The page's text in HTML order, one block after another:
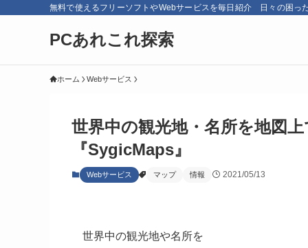
無料で使えるフリーソフトやWebサービスを毎日紹介 日々の困っ
PCあれこれ探索
ホーム Webサービス
世界中の観光地・名所を地図
『SygicMaps』
Webサービス マップ 情報 2021/05/13
世界中の観光地や名所を